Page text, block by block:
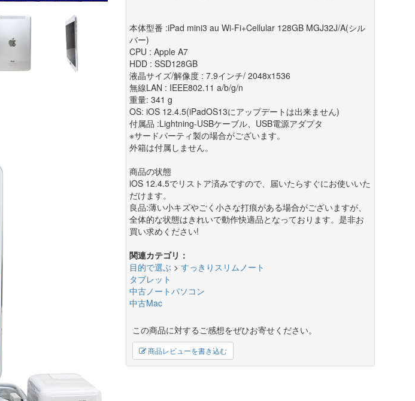
本体型番 :iPad mini3 au Wi-Fi+Cellular 128GB MGJ32J/A(シル
バー)
CPU : Apple A7
HDD : SSD128GB
液晶サイズ/解像度 : 7.9インチ/ 2048x1536
無線LAN : IEEE802.11 a/b/g/n
重量: 341 g
OS: iOS 12.4.5(iPadOS13にアップデートは出来ません)
付属品 :Lightning-USBケーブル、USB電源アダプタ
※サードパーティ製の場合がございます。
外箱は付属しません。
商品の状態
iOS 12.4.5でリストア済みですので、届いたらすぐにお使いいた
だけます。
良品:薄い小キズやごく小さな打痕がある場合がございますが、
全体的な状態はきれいで動作快適品となっております。是非お
買い求めください!
関連カテゴリ：
目的で選ぶ> すっきりスリムノート
タブレット
中古ノートパソコン
中古Mac
この商品に対するご感想をぜひお寄せください。
商品レビューを書き込む